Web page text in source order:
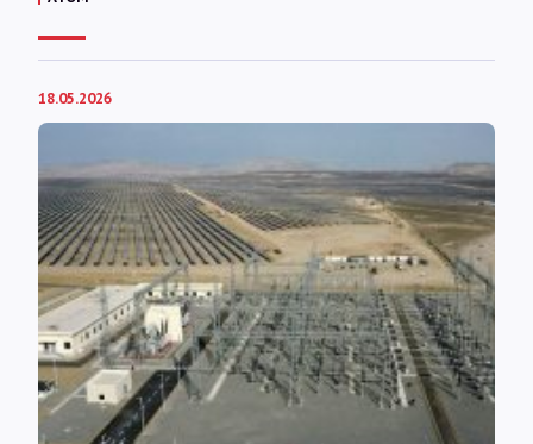
18.05.2026